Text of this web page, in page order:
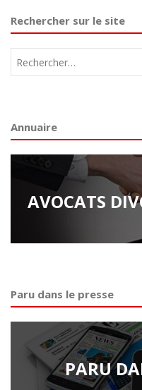
Rechercher sur le site
Annuaire
AVOCATS
Paru dans le presse
PARU